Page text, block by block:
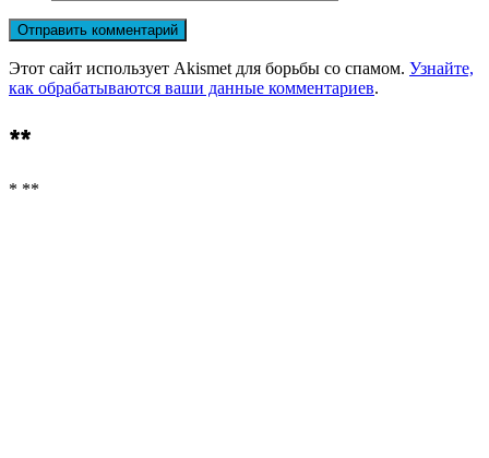
Этот сайт использует Akismet для борьбы со спамом. Узнайте,
как обрабатываются ваши данные комментариев.
**
* **